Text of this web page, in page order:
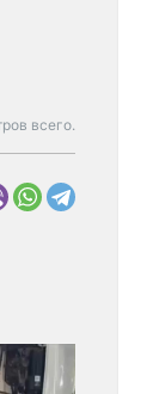
всего.